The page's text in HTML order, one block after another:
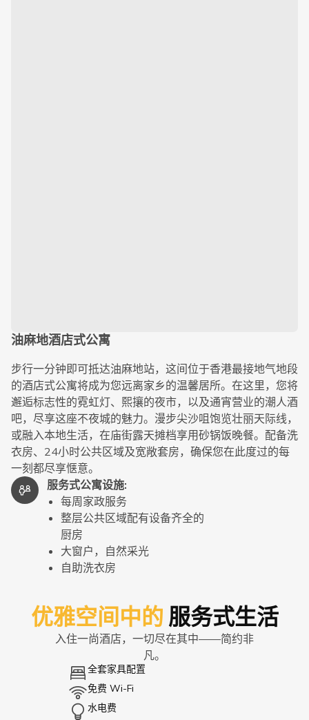
油麻地酒店式公寓
步行一分钟即可抵达油麻地站，这间位于香港最接地气地段
的酒店式公寓将成为您远离家乡的温馨居所。在这里，您将
邂逅标志性的霓虹灯、熙攘的夜市，以及通宵营业的潮人酒
吧，尽享这座不夜城的魅力。漫步尖沙咀饱览壮丽天际线，
或融入本地生活，在庙街露天摊档享用砂锅饭晚餐。配备洗
衣房、24小时公共区域及宽敞套房，确保您在此度过的每
一刻都尽享惬意。
服务式公寓设施:
每周家政服务
整层公共区域配有设备齐全的
厨房
大窗户，自然采光
自助洗衣房
优雅空间中的 服务式生活
入住一尚酒店，一切尽在其中——简约非
凡。
全套家具配置
免费 Wi-Fi
水电费